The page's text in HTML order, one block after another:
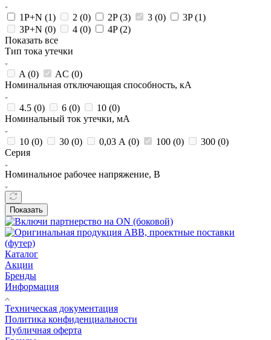
1P+N (1) 2 (0) 2P (3) 3 (0) 3P (1)
3P+N (0) 4 (0) 4P (2)
Показать все
Тип тока утечки
A (0) AC (0)
Номинальная отключающая способность, кА
4.5 (0) 6 (0) 10 (0)
Номинальный ток утечки, мА
10 (0) 30 (0) 0,03 А (0) 100 (0) 300 (0)
Серия
Номинальное рабочее напряжение, В
Показать
Каталог
Акции
Бренды
Информация
Техническая документация
Политика конфиденциальности
Публичная оферта